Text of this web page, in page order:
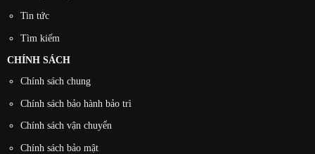
Tin tức
Tìm kiếm
CHÍNH SÁCH
Chính sách chung
Chính sách bảo hành bảo trì
Chính sách vận chuyển
Chính sách bảo mật